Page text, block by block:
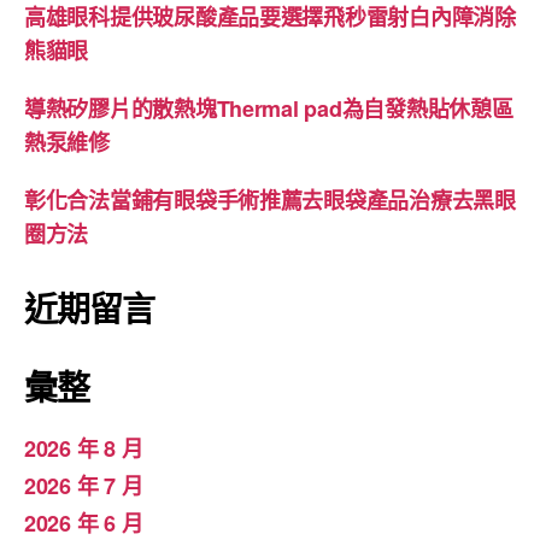
高雄眼科提供玻尿酸產品要選擇飛秒雷射白內障消除
熊貓眼
導熱矽膠片的散熱塊Thermal pad為自發熱貼休憩區
熱泵維修
彰化合法當鋪有眼袋手術推薦去眼袋產品治療去黑眼
圈方法
近期留言
彙整
2026 年 8 月
2026 年 7 月
2026 年 6 月